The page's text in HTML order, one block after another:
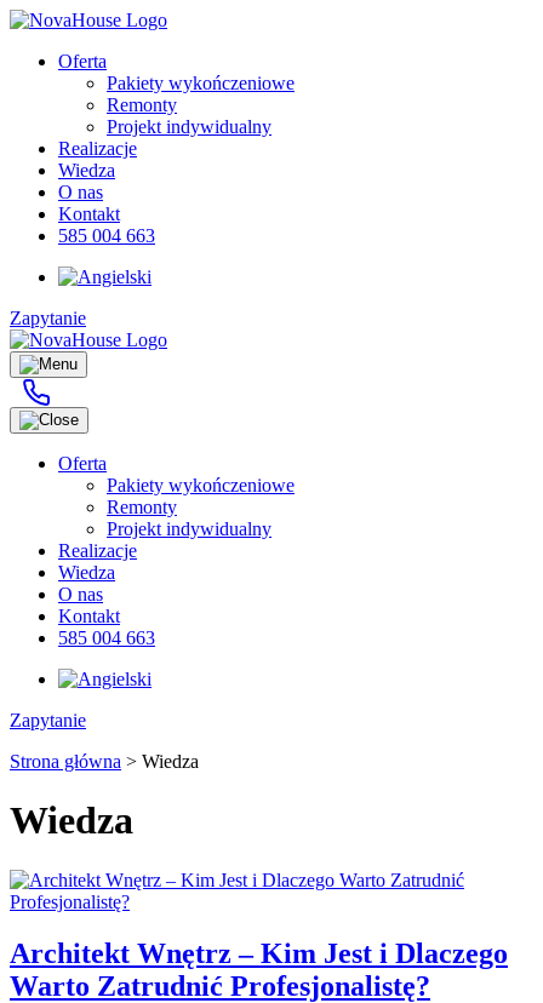
Oferta
Pakiety wykończeniowe
Remonty
Projekt indywidualny
Realizacje
Wiedza
O nas
Kontakt
585 004 663
Zapytanie
Zapytanie
Oferta
Pakiety wykończeniowe
Remonty
Projekt indywidualny
Realizacje
Wiedza
O nas
Kontakt
585 004 663
Zapytanie
Strona główna > Wiedza
Wiedza
Architekt Wnętrz – Kim Jest i Dlaczego
Warto Zatrudnić Profesjonalistę?